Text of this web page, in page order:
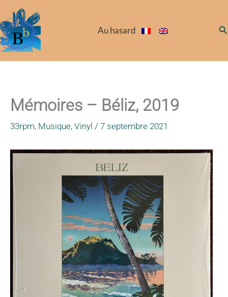
au
contenu
Au hasard
Mémoires – Béliz, 2019
33rpm, Musique, Vinyl / 7 septembre 2021